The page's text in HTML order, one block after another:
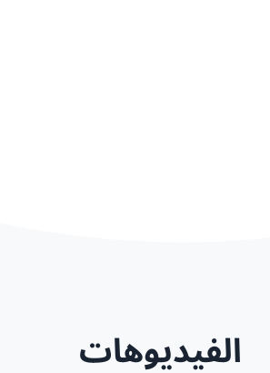
الفيديوهات